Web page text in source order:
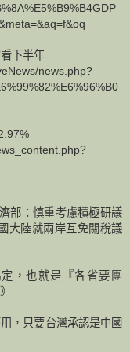
下半年
news.php?
部：慎重考慮積極研議
大陸就兩岸互免關稅議
，也就是『各省要團
，只要台灣承認是中國